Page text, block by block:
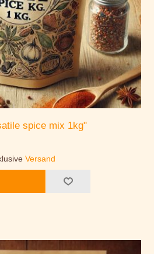
spice mix 1kg"
Versand